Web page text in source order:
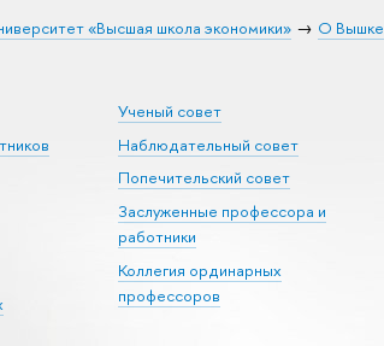
«Высшая школа экономики» О Вышке
Ученый совет
Наблюдательный совет
Попечительский совет
Заслуженные профессора и
работники
Коллегия ординарных
профессоров